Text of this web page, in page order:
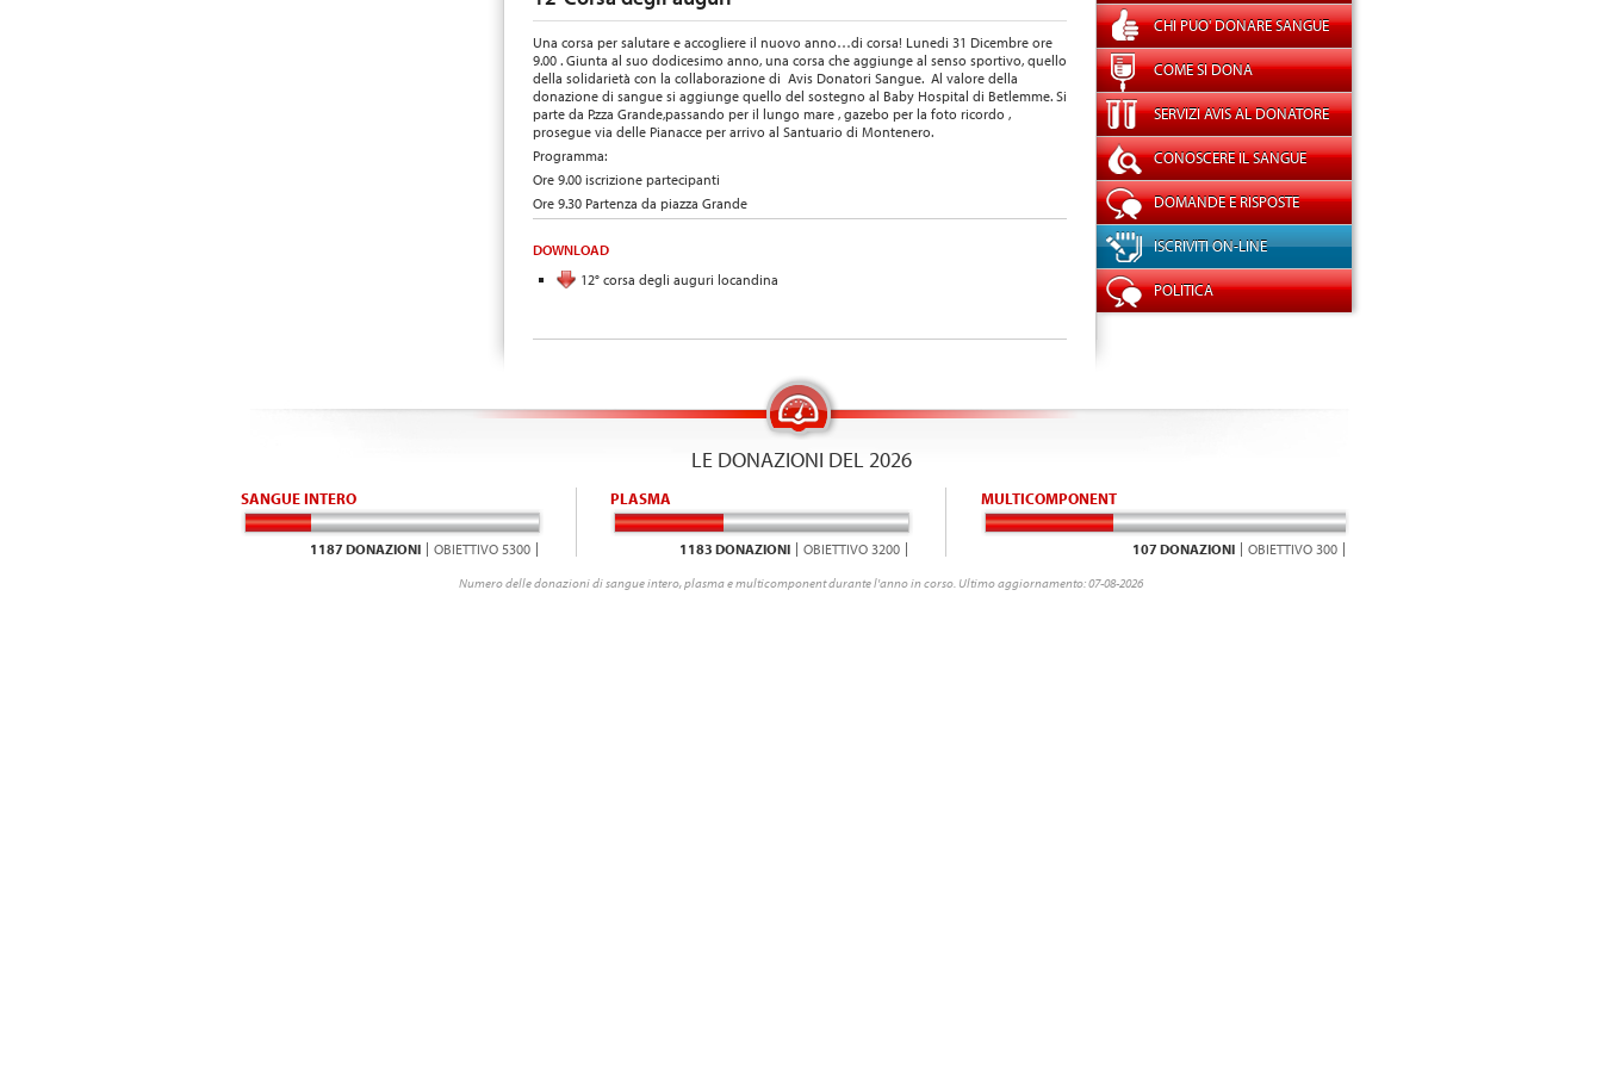
Una corsa per salutare e accogliere il nuovo anno…di corsa! Lunedi 31 Dicembre ore
9.00 . Giunta al suo dodicesimo anno, una corsa che aggiunge al senso sportivo, quello
della solidarietà con la collaborazione di Avis Donatori Sangue. Al valore della
donazione di sangue si aggiunge quello del sostegno al Baby Hospital di Betlemme. Si
parte da P.zza Grande,passando per il lungo mare , gazebo per la foto ricordo ,
prosegue via delle Pianacce per arrivo al Santuario di Montenero.
Programma:
Ore 9.00 iscrizione partecipanti
Ore 9.30 Partenza da piazza Grande
DOWNLOAD
12° corsa degli auguri locandina
CHI PUO' DONARE SANGUE
COME SI DONA
SERVIZI AVIS AL DONATORE
CONOSCERE IL SANGUE
DOMANDE E RISPOSTE
ISCRIVITI ON-LINE
POLITICA
LE DONAZIONI DEL 2026
SANGUE INTERO
1187 DONAZIONI OBIETTIVO 5300
PLASMA
1183 DONAZIONI OBIETTIVO 3200
MULTICOMPONENT
107 DONAZIONI OBIETTIVO 300
Numero delle donazioni di sangue intero, plasma e multicomponent durante l'anno in corso. Ultimo aggiornamento: 07-08-2026